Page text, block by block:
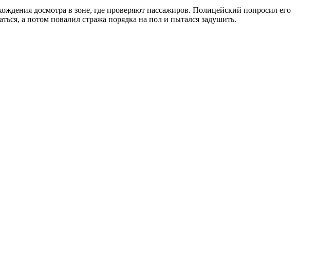
досмотра в зоне, где проверяют пассажиров. Полицейский попросил его
а потом повалил стража порядка на пол и пытался задушить.